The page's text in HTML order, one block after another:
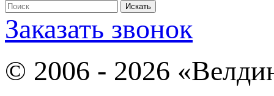
Заказать звонок
© 2006 - 2026